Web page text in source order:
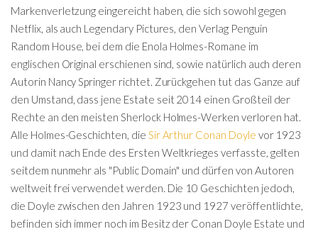
Markenverletzung eingereicht haben, die sich sowohl gegen
Netflix, als auch Legendary Pictures, den Verlag Penguin
Random House, bei dem die Enola Holmes-Romane im
englischen Original erschienen sind, sowie natürlich auch deren
Autorin Nancy Springer richtet. Zurückgehen tut das Ganze auf
den Umstand, dass jene Estate seit 2014 einen Großteil der
Rechte an den meisten Sherlock Holmes-Werken verloren hat.
Alle Holmes-Geschichten, die Sir Arthur Conan Doyle vor 1923
und damit nach Ende des Ersten Weltkrieges verfasste, gelten
seitdem nunmehr als "Public Domain" und dürfen von Autoren
weltweit frei verwendet werden. Die 10 Geschichten jedoch,
die Doyle zwischen den Jahren 1923 und 1927 veröffentlichte,
befinden sich immer noch im Besitz der Conan Doyle Estate und